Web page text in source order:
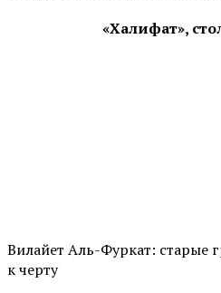
«Халифат»,
Вилайет Аль-Фуркат: старые
к черту